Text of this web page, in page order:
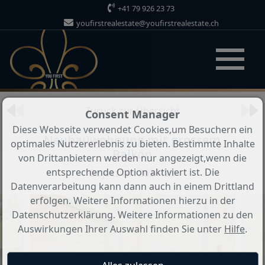
+41 79 926 23 73
youfirstrealestate@youfirstrealestate.ch
Zurück zur Übersicht
Neubauwohnung mit grossem
Balkon
Objekt-Nr.: 2024123
Consent Manager
Diese Webseite verwendet Cookies,um Besuchern ein
optimales Nutzererlebnis zu bieten. Bestimmte Inhalte
von Drittanbietern werden nur angezeigt,wenn die
entsprechende Option aktiviert ist. Die
Datenverarbeitung kann dann auch in einem Drittland
erfolgen. Weitere Informationen hierzu in der
Datenschutzerklärung. Weitere Informationen zu den
Auswirkungen Ihrer Auswahl finden Sie unter Hilfe.